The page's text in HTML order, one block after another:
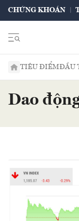
CHỨNG KHOÁN
TIÊU ĐIỂMĐẦU
Dao